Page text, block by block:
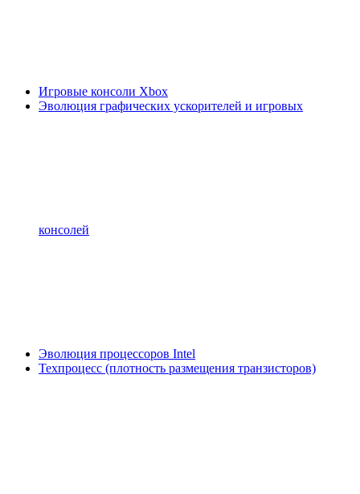
Игровые консоли Xbox
Эволюция графических ускорителей и игровых
консолей
Эволюция процессоров Intel
Техпроцесс (плотность размещения транзисторов)